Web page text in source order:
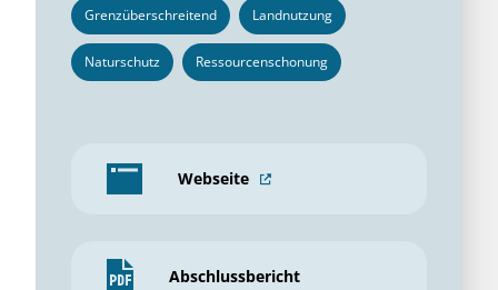
Grenzüberschreitend Landnutzung
Naturschutz Ressourcenschonung
Webseite
Abschlussbericht